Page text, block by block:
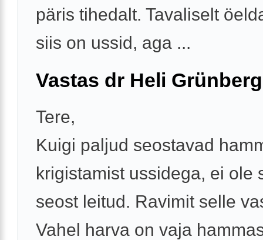
päris tihedalt. Tavaliselt
siis on ussid, aga ...
Vastas dr Heli Grünberg
Tere,
Kuigi paljud seostavad
krigistamist ussidega, ei ole
seost leitud. Ravimit selle
Vahel harva on vaja